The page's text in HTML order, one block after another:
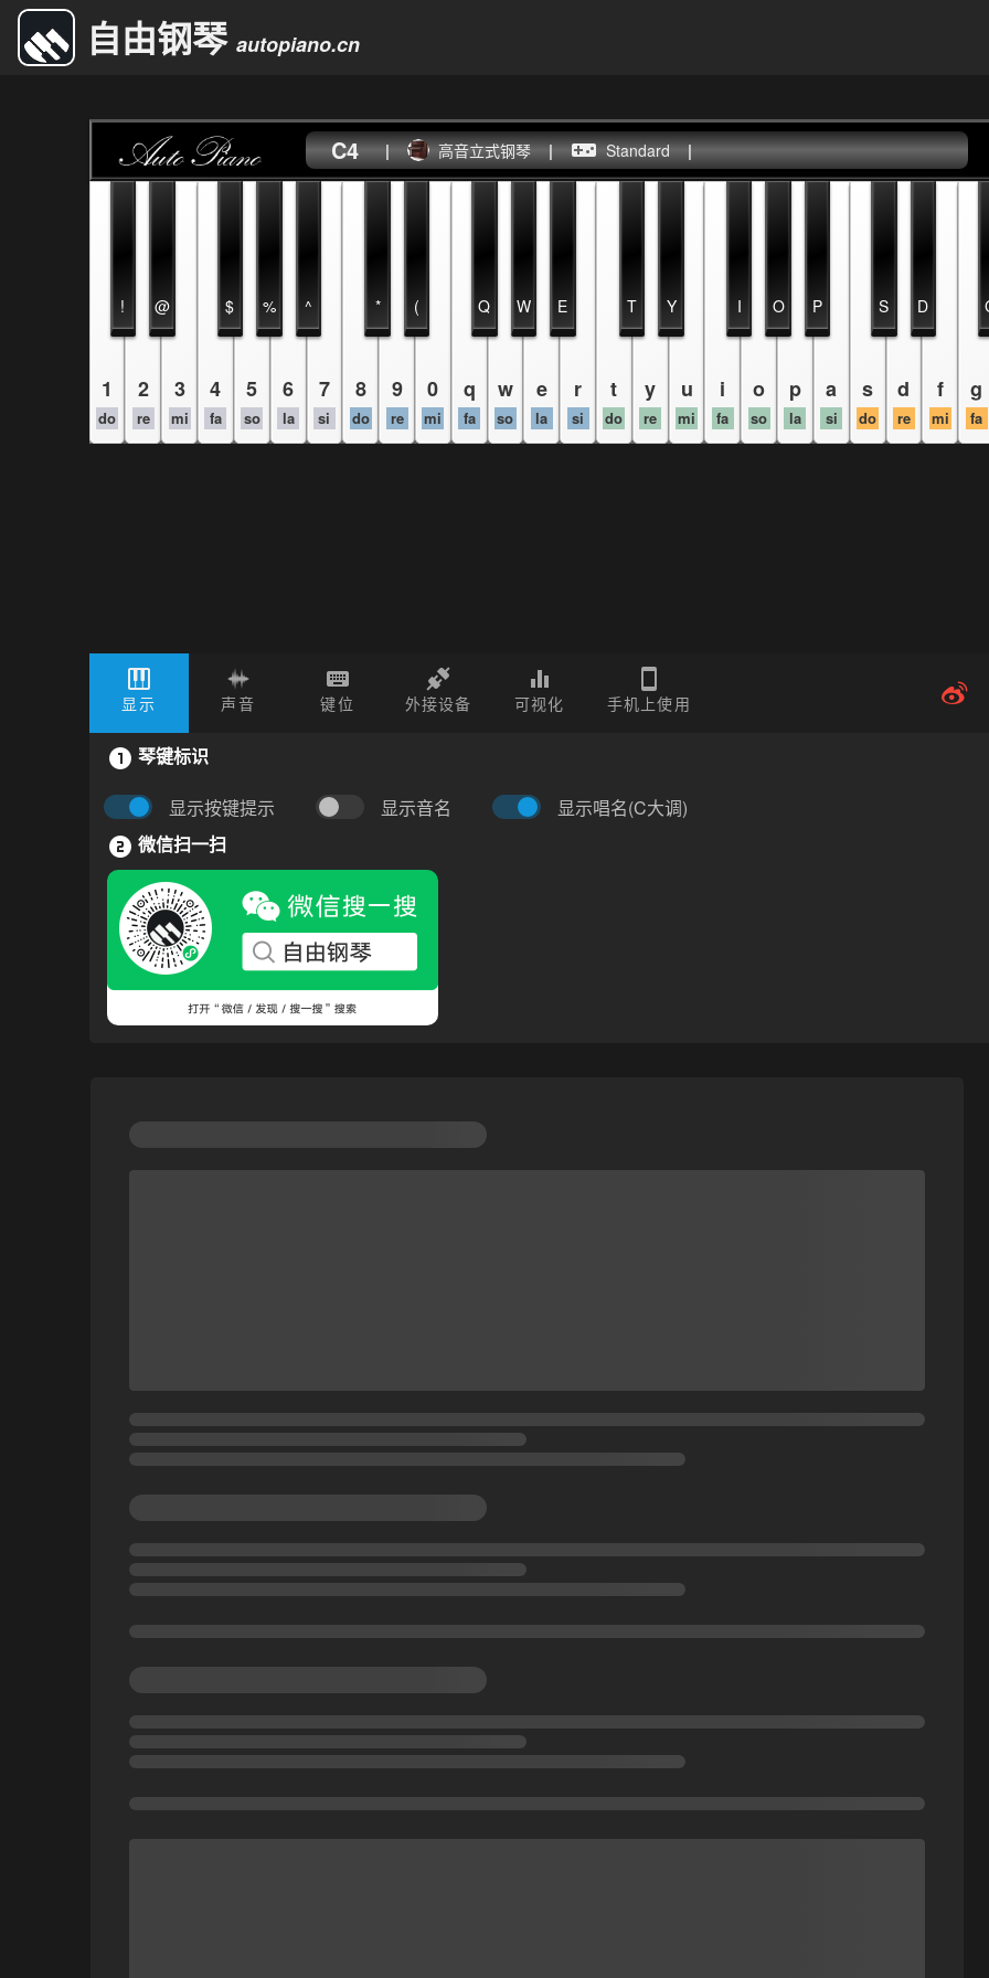
自由钢琴 autopiano.cn
C4 | 高音立式钢琴 | Standard |
1
do
2
re
3
mi
4
fa
5
so
6
la
7
si
8
do
9
re
0
mi
q
fa
w
so
e
la
r
si
t
do
y
re
u
mi
i
fa
o
so
p
la
a
si
s
do
d
re
f
mi
g
fa
! @ $ % ^ * ( Q W E T Y I O P S D
显示 声音 键位 外接设备 可视化 手机上使用
琴键标识
显示按键提示 显示音名 显示唱名(C大调)
微信扫一扫